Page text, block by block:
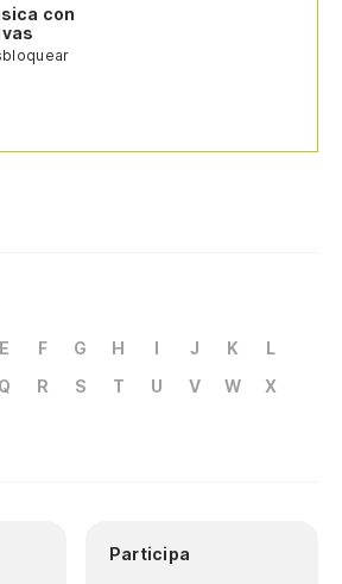
con
E F G H I J K
L
Q R S T U V W
X
Participa